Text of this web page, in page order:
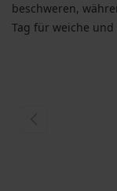
beschweren,
Tag für weiche